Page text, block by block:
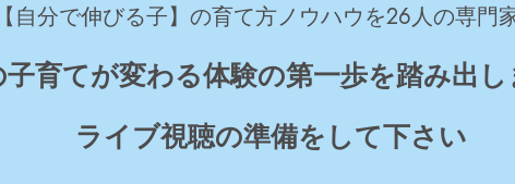
自分で伸びる子】の育て方ノウハウを26人の専門
育てが変わる体験の第一歩を踏み出
ライブ視聴の準備をして下さい